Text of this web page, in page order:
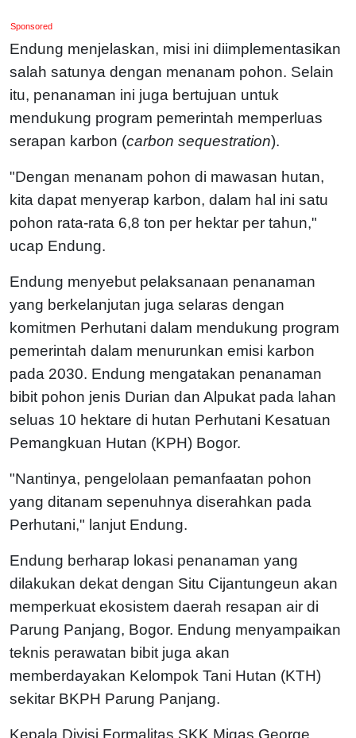
Sponsored
Endung menjelaskan, misi ini diimplementasikan
salah satunya dengan menanam pohon. Selain
itu, penanaman ini juga bertujuan untuk
mendukung program pemerintah memperluas
serapan karbon (carbon sequestration).
"Dengan menanam pohon di mawasan hutan,
kita dapat menyerap karbon, dalam hal ini satu
pohon rata-rata 6,8 ton per hektar per tahun,"
ucap Endung.
Endung menyebut pelaksanaan penanaman
yang berkelanjutan juga selaras dengan
komitmen Perhutani dalam mendukung program
pemerintah dalam menurunkan emisi karbon
pada 2030. Endung mengatakan penanaman
bibit pohon jenis Durian dan Alpukat pada lahan
seluas 10 hektare di hutan Perhutani Kesatuan
Pemangkuan Hutan (KPH) Bogor.
"Nantinya, pengelolaan pemanfaatan pohon
yang ditanam sepenuhnya diserahkan pada
Perhutani," lanjut Endung.
Endung berharap lokasi penanaman yang
dilakukan dekat dengan Situ Cijantungeun akan
memperkuat ekosistem daerah resapan air di
Parung Panjang, Bogor. Endung menyampaikan
teknis perawatan bibit juga akan
memberdayakan Kelompok Tani Hutan (KTH)
sekitar BKPH Parung Panjang.
Kepala Divisi Formalitas SKK Migas George